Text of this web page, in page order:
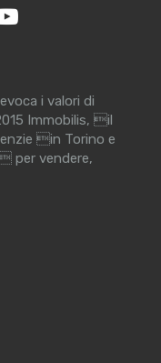
i valori di
Immobilis, il
in Torino e
per vendere,